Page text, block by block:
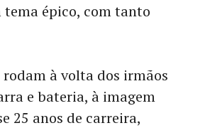
épico, com tanto
rodam à volta dos irmãos
e bateria, à imagem
25 anos de carreira,